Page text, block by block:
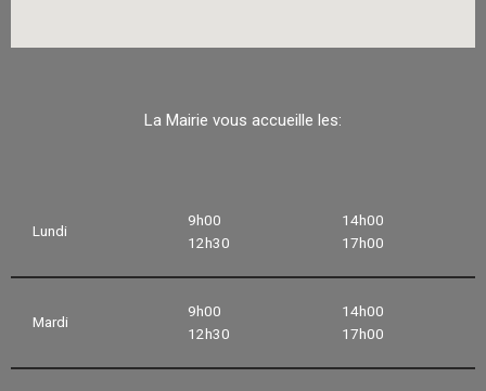
La Mairie vous accueille les:
Lundi
9h00
12h30
14h00
17h00
Mardi
9h00
12h30
14h00
17h00